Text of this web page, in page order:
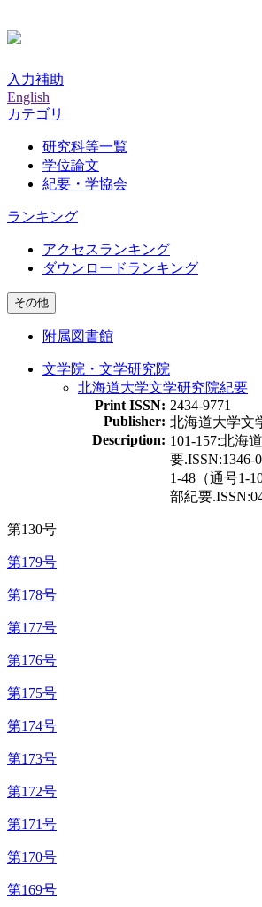
入力補助
English
カテゴリ
研究科等一覧
学位論文
紀要・学協会
ランキング
アクセスランキング
ダウンロードランキング
その他
附属図書館
文学院・文学研究院
北海道大学文学研究院紀要
Print ISSN: 2434-9771
Publisher: 北海道大学文
Description: 101-157:北海
要.ISSN:1346-
1-48（通号1-
部紀要
第130号
第179号
第178号
第177号
第176号
第175号
第174号
第173号
第172号
第171号
第170号
第169号